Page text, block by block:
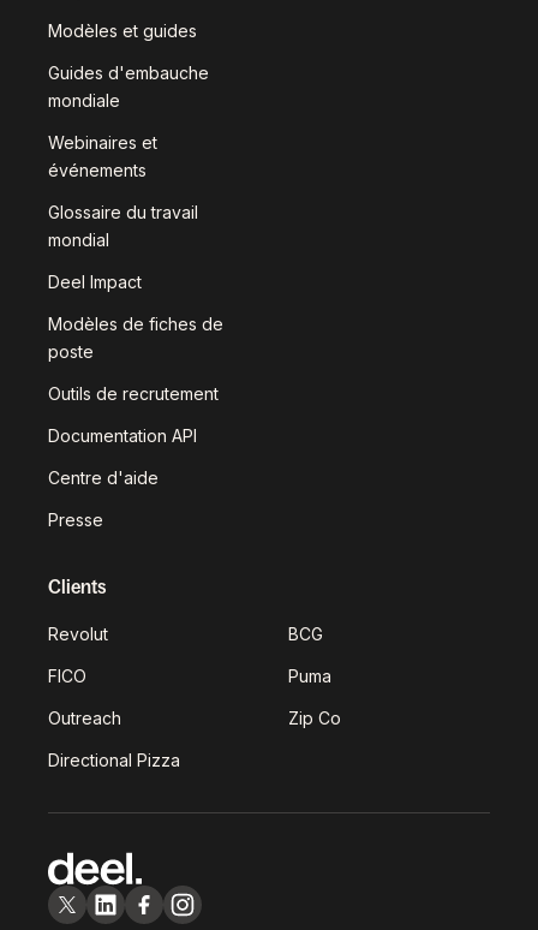
Modèles et guides
Guides d'embauche
mondiale
Webinaires et
événements
Glossaire du travail
mondial
Deel Impact
Modèles de fiches de
poste
Outils de recrutement
Documentation API
Centre d'aide
Presse
Clients
Revolut BCG
FICO Puma
Outreach Zip Co
Directional Pizza